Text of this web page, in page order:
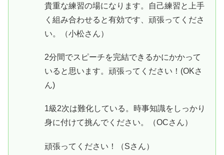
貴重な練習の場になります。自己練習と上手
く組み合わせると有効です、頑張ってくださ
い。（小松さん）
2分間でスピーチを完結できるかにかかって
いると思います。頑張ってください！(OKさ
ん)
1級2次は難化している。時事知識をしっかり
身に付けて挑んでください。（OCさん）
頑張ってください！（Sさん）